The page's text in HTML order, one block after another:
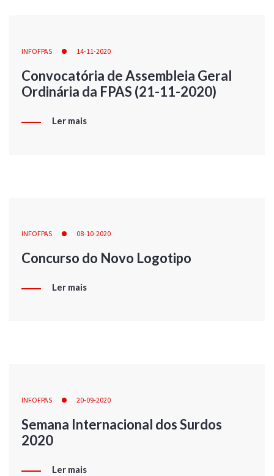
INFOFPAS 14-11-2020
Convocatória de Assembleia Geral
Ordinária da FPAS (21-11-2020)
Ler mais
INFOFPAS 08-10-2020
Concurso do Novo Logotipo
Ler mais
INFOFPAS 20-09-2020
Semana Internacional dos Surdos
2020
Ler mais